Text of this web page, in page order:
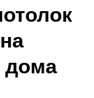
дома